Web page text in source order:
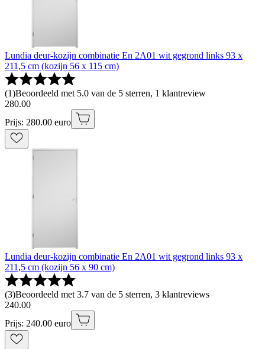
Lundia deur-kozijn combinatie En 2A01 wit gegrond links 93 x
211,5 cm (kozijn 56 x 115 cm)
(1)Beoordeeld met 5.0 van de 5 sterren, 1 klantreview
280.00
Prijs: 280.00 euro
Lundia deur-kozijn combinatie En 2A01 wit gegrond links 93 x
211,5 cm (kozijn 56 x 90 cm)
(3)Beoordeeld met 3.7 van de 5 sterren, 3 klantreviews
240.00
Prijs: 240.00 euro